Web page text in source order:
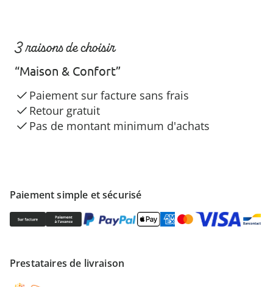
Paiement simple et sécurisé
Prestataires de livraison
3 raisons de choisir
“Maison & Confort”
Paiement sur facture sans frais
Retour gratuit
Pas de montant minimum d'achats